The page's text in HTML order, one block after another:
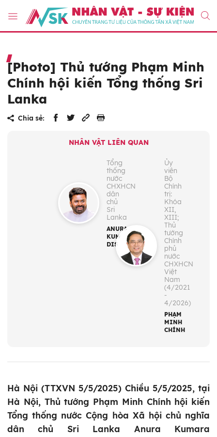
[Photo] Thủ tướng Phạm Minh
Chính hội kiến Tổng thống Sri
Lanka
Chia sẻ:
NHÂN VẬT LIÊN QUAN
Tổng
thống
nước
CHXHCN
dân
chủ
Sri
Lanka
ANURA
KUMARA
DISSANAYAKA
Ủy
viên
Bộ
Chính
trị:
Khóa
XII,
XIII;
Thủ
tướng
Chính
phủ
nước
CHXHCN
Việt
Nam
(4/2021
-
4/2026)
PHẠM
MINH
CHÍNH
Hà Nội (TTXVN 5/5/2025) Chiều 5/5/2025, tại
Hà Nội, Thủ tướng Phạm Minh Chính hội kiến
Tổng thống nước Cộng hòa Xã hội chủ nghĩa
dân chủ Sri Lanka Anura Kumara